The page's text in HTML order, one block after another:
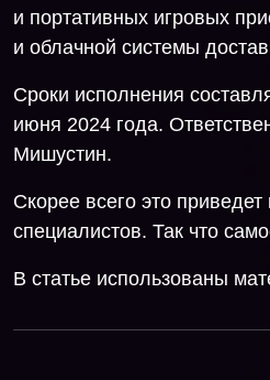
и портативных игровых
и облачной системы
Сроки исполнения
июня 2024 года.
Мишустин.
Скорее всего это
специалистов. Так что
В статье использованы